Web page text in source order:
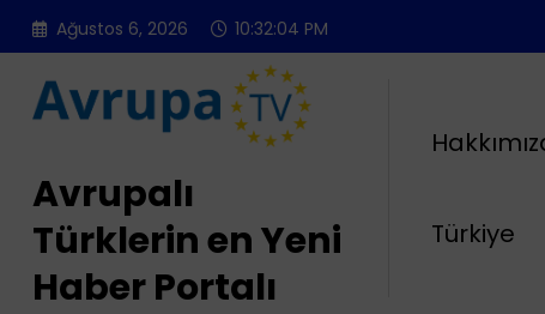
İçeriğe
atla
Ağustos 6, 2026 10:32:05 PM
Avrupalı
Türklerin en Yeni
Haber Portalı
Türkiye